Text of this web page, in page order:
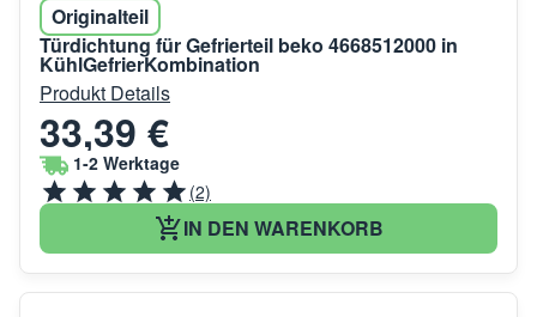
Originalteil
Türdichtung für Gefrierteil beko 4668512000 in
KühlGefrierKombination
Produkt Details
33,39 €
1-2 Werktage
(2)
IN DEN WARENKORB